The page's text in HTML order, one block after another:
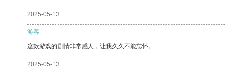
2025-05-13
游客
这款游戏的剧情非常感人，让我久久不能忘怀。
2025-05-13